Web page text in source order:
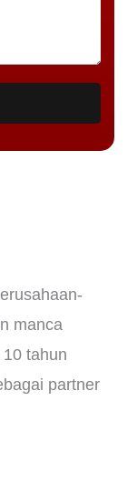
manca
tahun
partner